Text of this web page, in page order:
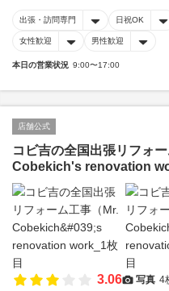
出張・訪問専門 日祝OK
女性歓迎 男性歓迎
本日の営業状況 9:00〜17:00
店舗公式
コビ吉の全国出張リフォ
Cobekich's renovation
3.06 写真 4